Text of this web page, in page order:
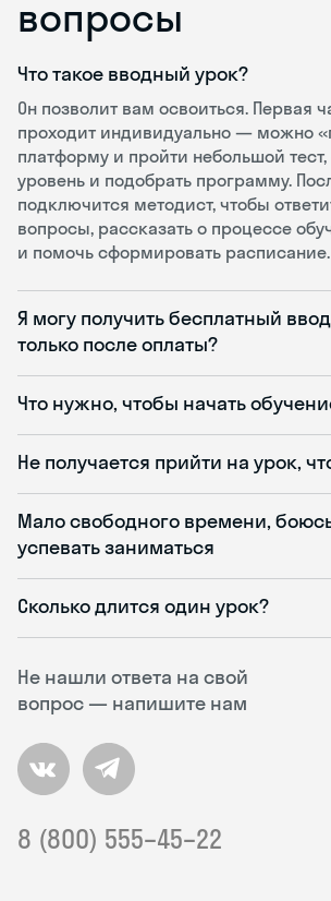
вопросы
Не нашли ответа на свой
вопрос — напишите нам
8 (800) 555–45–22
Что такое вводный урок?
Он позволит вам освоиться. Первая
проходит индивидуально — можно
платформу и пройти небольшой
уровень и подобрать программу.
подключится методист, чтобы
вопросы, рассказать о процессе
и помочь сформировать расписание.
Я могу получить бесплатный
только после оплаты?
Что нужно, чтобы начать
Не получается прийти на урок,
Мало свободного времени,
успевать заниматься
Сколько длится один урок?